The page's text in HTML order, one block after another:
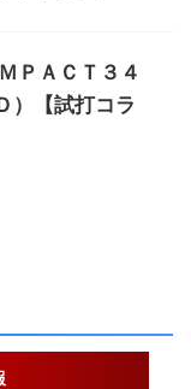
ＰＡＣＴ３４
）【試打コラ